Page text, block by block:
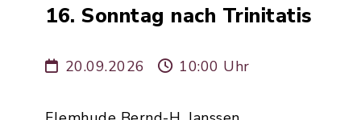
16. Sonntag nach Trinitatis
20.09.2026 10:00 Uhr